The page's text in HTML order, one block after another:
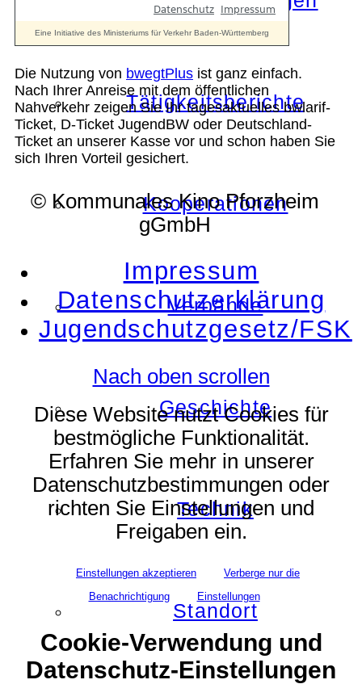
Tätigkeitsberichte
Kooperationen
Verbände
Geschichte
Technik
Standort
Die Nutzung von bwegtPlus ist ganz einfach.
Nach Ihrer Anreise mit dem öffentlichen
Nahverkehr zeigen Sie Ihr tagesaktuelles bwlarif-
Ticket, D-Ticket JugendBW oder Deutschland-
Ticket an unserer Kasse vor und schon haben Sie
sich Ihren Vorteil gesichert.
© Kommunales Kino Pforzheim
gGmbH
Impressum
Datenschutzerklärung
Jugendschutzgesetz/FSK
Nach oben scrollen
Diese Website nutzt Cookies für
bestmögliche Funktionalität.
Erfahren Sie mehr in unserer
Datenschutzbestimmungen oder
richten Sie Einstellungen und
Freigaben ein.
Einstellungen akzeptieren
Verberge nur die
Benachrichtigung
Einstellungen
Cookie-Verwendung und
Datenschutz-Einstellungen